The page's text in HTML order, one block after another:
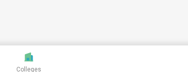
Colleges